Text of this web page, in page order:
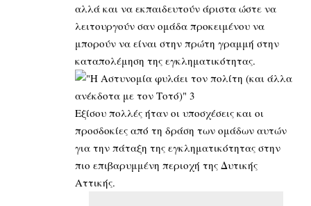
αλλά και να εκπαιδευτούν άριστα ώστε να
λειτουργούν σαν ομάδα προκειμένου να
μπορούν να είναι στην πρώτη γραμμή στην
καταπολέμηση της εγκληματικότητας.
Εξίσου πολλές ήταν οι υποσχέσεις και οι
προσδοκίες από τη δράση των ομάδων αυτών
για την πάταξη της εγκληματικότητας στην
πιο επιβαρυμμένη περιοχή της Δυτικής
Αττικής.